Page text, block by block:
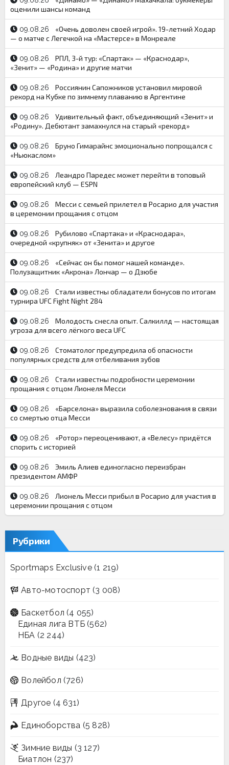
оценили шансы команд
09.08.26
«Очень доволен своей игрой». 19-летний Ходар
— о матче с Легечкой на «Мастерсе» в Монреале
09.08.26
РПЛ, 3-й тур: «Спартак» — «Краснодар»,
«Зенит» — «Родина» и другие матчи
09.08.26
Россиянин Сапожников установил мировой
рекорд на Кубке по зимнему плаванию в Аргентине
09.08.26
Удивительный факт, объединяющий «Зенит» и
«Родину». Дебютант замахнулся на старый «рекорд»
09.08.26
Бруно Гимарайнс эмоционально попрощался с
«Ньюкаслом»
09.08.26
Леандро Паредес может перейти в топовый
европейский клуб — ESPN
09.08.26
Месси с семьей прилетел в Росарио для участия
в церемонии прощания с отцом
09.08.26
Рубилово «Спартака» и «Краснодара»,
очередной «крупняк» от «Зенита» и другое
09.08.26
«Сейчас он бы помог нашей команде».
Полузащитник «Акрона» Лончар — о Дзюбе
09.08.26
Стали известны обладатели бонусов по итогам
турнира UFC Fight Night 284
09.08.26
Молодость снесла опыт. Салкиллд — настоящая
угроза для всего лёгкого веса UFC
09.08.26
Стоматолог предупредила об опасности
популярных средств для отбеливания зубов
09.08.26
Стали известны подробности церемонии
прощания с отцом Лионеля Месси
09.08.26
«Барселона» выразила соболезнования в связи
со смертью отца Месси
09.08.26
«Ротор» переоценивают, а «Велесу» придётся
спорить с историей
09.08.26
Эмиль Алиев единогласно переизбран
президентом АМФР
09.08.26
Лионель Месси прибыл в Росарио для участия в
церемонии прощания с отцом
Рубрики
Sportmaps Exclusive(1 219)
Авто-мотоспорт (3 008)
Баскетбол (4 055)
Единая лига ВТБ (562)
НБА (2 244)
Водные виды (423)
Волейбол (726)
Другое (4 631)
Единоборства (5 828)
Зимние виды (3 127)
Биатлон (237)